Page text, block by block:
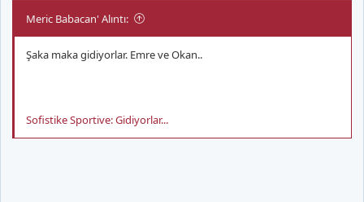
Meric Babacan' Alıntı:
Şaka maka gidiyorlar. Emre ve Okan..
Sofistike Sportive: Gidiyorlar...